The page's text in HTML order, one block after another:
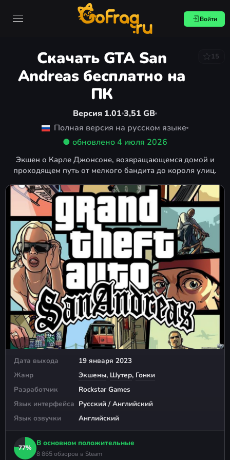
Войти
Скачать GTA San
Andreas бесплатно на
ПК
15
Версия 1.01 3,51 GB
Полная версия на русском языке
● обновлено4 июля 2026
Экшен о Карле Джонсоне, возвращающемся домой и
проходящем путь от мелкого бандита до короля улиц.
Дата выхода
19 января 2023
Жанр
Экшены, Шутер, Гонки
Разработчик
Rockstar Games
Язык интерфейса Русский / Английский
Язык озвучки
Английский
77%
В основном положительные
8 865 обзоров в Steam